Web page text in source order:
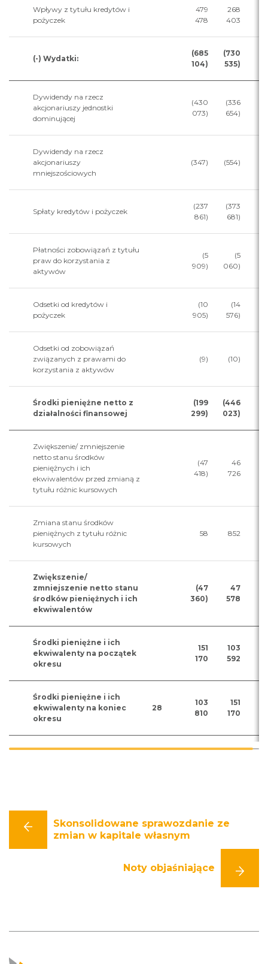
Wpływy z tytułu kredytów i
pożyczek
479
478
268
403
(-) Wydatki:
(685
104)
(730
535)
Dywidendy na rzecz
akcjonariuszy jednostki
dominującej
(430
073)
(336
654)
Dywidendy na rzecz
akcjonariuszy
mniejszościowych
(347) (554)
Spłaty kredytów i pożyczek
(237
861)
(373
681)
Płatności zobowiązań z tytułu
praw do korzystania z
aktywów
(5
909)
(5
060)
Odsetki od kredytów i
pożyczek
(10
905)
(14
576)
Odsetki od zobowiązań
związanych z prawami do
korzystania z aktywów
(9) (10)
Środki pieniężne netto z
działalności finansowej
(199
299)
(446
023)
Zwiększenie/ zmniejszenie
netto stanu środków
pieniężnych i ich
ekwiwalentów przed zmianą z
tytułu różnic kursowych
(47
418)
46
726
Zmiana stanu środków
pieniężnych z tytułu różnic
kursowych
58 852
Zwiększenie/
zmniejszenie netto stanu
środków pieniężnych i ich
ekwiwalentów
(47
360)
47
578
Środki pieniężne i ich
ekwiwalenty na początek
okresu
151
170
103
592
Środki pieniężne i ich
ekwiwalenty na koniec
okresu
28
103
810
151
170
Skonsolidowane sprawozdanie ze
zmian w kapitale własnym
Noty objaśniające